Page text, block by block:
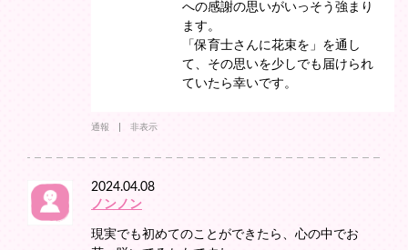
への感謝の思いがいっそう強まり
ます。
「保育士さんに花束を」を通し
て、その思いを少しでも届けられ
ていたら幸いです。
通報 非表示
2024.04.08
ノンノン
現実でも初めてのことができたら、心の中でお